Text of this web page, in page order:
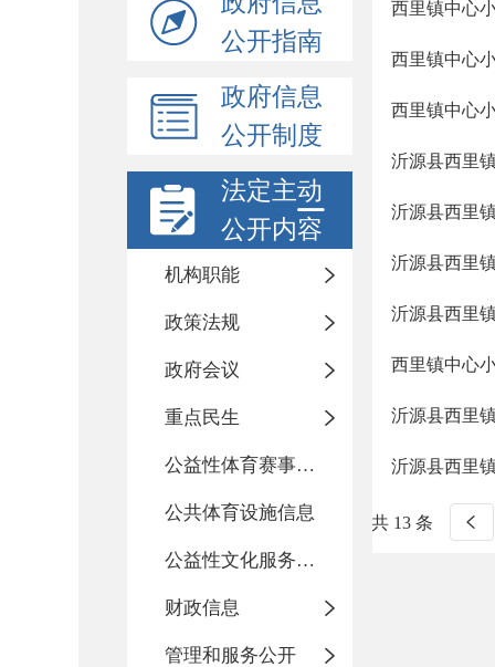
公开指南
政府信息
公开制度
法定主动
公开内容
机构职能
政策法规
政府会议
重点民生
公益性体育赛事活动
公共体育设施信息
公益性文化服务活动
财政信息
管理和服务公开
西里镇中心
西里镇中心
西里镇中心
沂源县西里
沂源县西里
沂源县西里
沂源县西里
西里镇中心
沂源县西里
沂源县西里
共 13 条